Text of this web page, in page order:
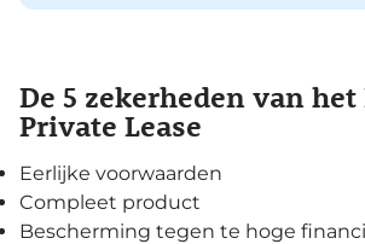
De 5 zekerheden van
Private Lease
Eerlijke voorwaarden
Compleet product
Bescherming tegen te hoge